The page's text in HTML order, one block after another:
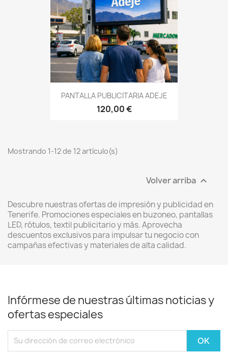
PANTALLA PUBLICITARIA ADEJE
120,00 €
Mostrando 1-12 de 12 artículo(s)
Volver arriba 
Descubre nuestras ofertas de impresión y publicidad en
Tenerife. Promociones especiales en buzoneo, pantallas
LED, rótulos, textil publicitario y más. Aprovecha
descuentos exclusivos para impulsar tu negocio con
campañas efectivas y materiales de alta calidad.
Infórmese de nuestras últimas noticias y
ofertas especiales